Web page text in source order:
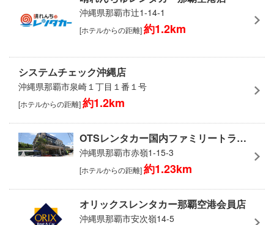
沖縄県那覇市辻1-14-1
[ホテルからの距離]約1.2km
システムチェック沖縄店
沖縄県那覇市泉崎１丁目１番１号
[ホテルからの距離]約1.2km
OTSレンタカー国内ファミリートラベラー店
沖縄県那覇市赤嶺1-15-3
[ホテルからの距離]約1.23km
オリックスレンタカー那覇空港会員店
沖縄県那覇市安次嶺14-5